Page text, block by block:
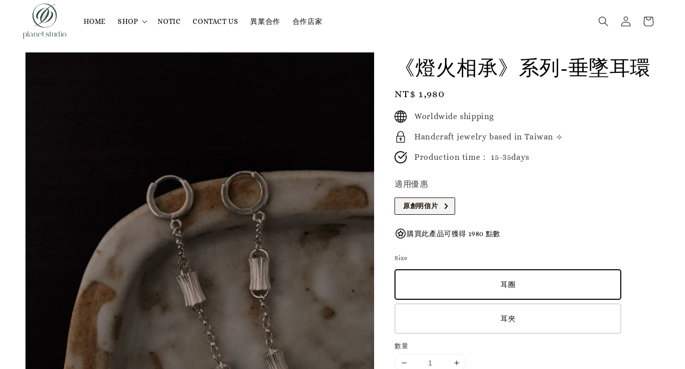
HOME SHOP NOTIC CONTACT US 異業合作 合作店家
《燈火相承》系列-垂墜耳環
Regular
price
NT$ 1,980
Worldwide shipping
Handcraft jewelry based in Taiwan ⟢
Production time： 15-35days
適用優惠
原創明信片
購買此產品可獲得 1980 點數
Size
耳圈
耳夾
數量